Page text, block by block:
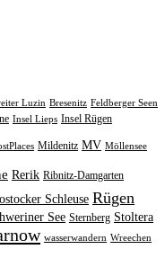
Luzin Bresenitz Feldberger Seen
Insel Lieps Insel Rügen
Mildenitz MV Möllensee
Rerik Ribnitz-Damgarten
Schleuse Rügen
See Sternberg Stoltera
wasserwandern Wreechen